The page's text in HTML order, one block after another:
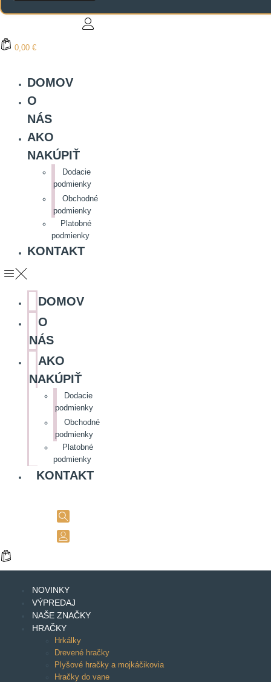
0,00 €
DOMOV
O
NÁS
AKO
NAKÚPIŤ
Dodacie
podmienky
Obchodné
podmienky
Platobné
podmienky
KONTAKT
DOMOV
O
NÁS
AKO
NAKÚPIŤ
Dodacie
podmienky
Obchodné
podmienky
Platobné
podmienky
KONTAKT
NOVINKY
VÝPREDAJ
NAŠE ZNAČKY
HRAČKY
Hrkálky
Drevené hračky
Plyšové hračky a mojkáčikovia
Hračky do vane